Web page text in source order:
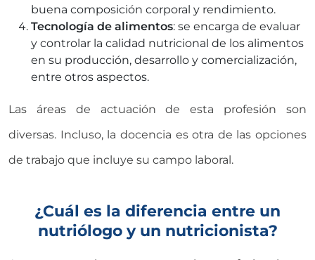
buena composición corporal y rendimiento.
Tecnología de alimentos: se encarga de evaluar
y controlar la calidad nutricional de los alimentos
en su producción, desarrollo y comercialización,
entre otros aspectos.
Las áreas de actuación de esta profesión son
diversas. Incluso, la docencia es otra de las opciones
de trabajo que incluye su campo laboral.
¿Cuál es la diferencia entre un
nutriólogo y un nutricionista?